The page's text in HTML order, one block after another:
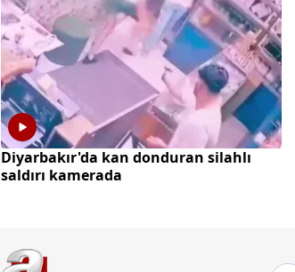
Diyarbakır'da kan donduran silahlı
saldırı kamerada